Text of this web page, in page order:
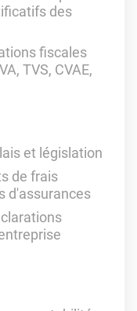
des
fiscales
TVS, CVAE,
et législation
de frais
d'assurances